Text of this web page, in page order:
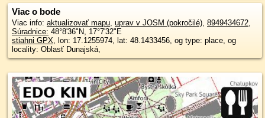
Viac o bode
Viac info: aktualizovať mapu, uprav v JOSM (pokročilé), 8949434672,
Súradnice: 48°8'36"N, 17°7'32"E
stiahni GPX, lon: 17.1255974, lat: 48.1433456, og type: place, og
locality: Oblasť Dunajská,